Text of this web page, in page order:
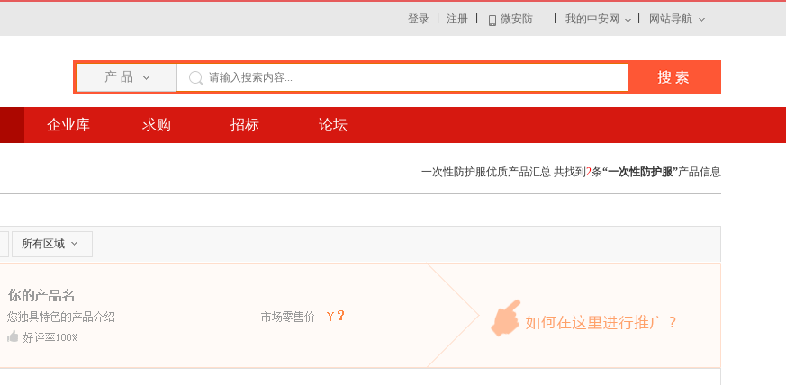
登录 注册 微安防 我的中安网 网站导航
产 品
企业库 求购 招标 论坛
一次性防护服优质产品汇总 共找到 2条“一次性防护服”产品信息
所有区域